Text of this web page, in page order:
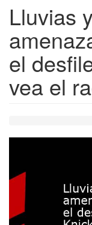
Lluvias
el
vea el